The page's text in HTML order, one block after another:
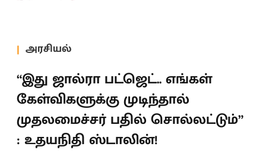
அரசியல்
“இது ஜால்ரா பட்ஜெட்.. எங்கள்
கேள்விகளுக்கு முடிந்தால்
முதலமைச்சர் பதில் சொல்லட்டும்”
: உதயநிதி ஸ்டாலின்!